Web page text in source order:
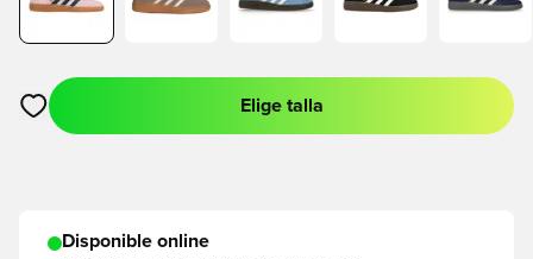
Abre un modal para iniciar sesión o registrarse como miembro
Elige talla
Disponible online